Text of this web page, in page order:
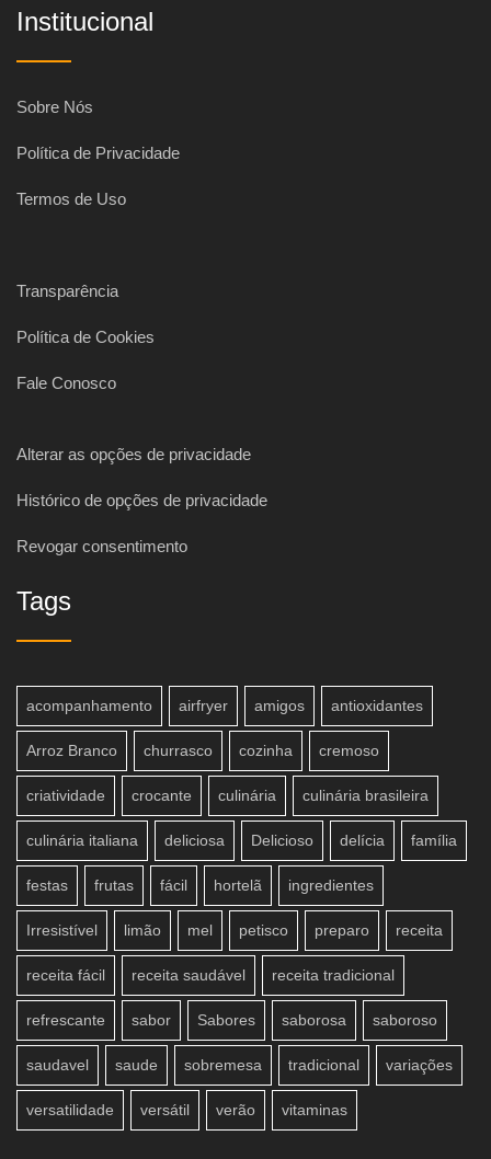
Institucional
Sobre Nós
Política de Privacidade
Termos de Uso
Transparência
Política de Cookies
Fale Conosco
Alterar as opções de privacidade
Histórico de opções de privacidade
Revogar consentimento
Tags
acompanhamento airfryer amigos antioxidantes
Arroz Branco churrasco cozinha cremoso
criatividade crocante culinária culinária brasileira
culinária italiana deliciosa Delicioso delícia família
festas frutas fácil hortelã ingredientes
Irresistível limão mel petisco preparo receita
receita fácil receita saudável receita tradicional
refrescante sabor Sabores saborosa saboroso
saudavel saude sobremesa tradicional variações
versatilidade versátil verão vitaminas